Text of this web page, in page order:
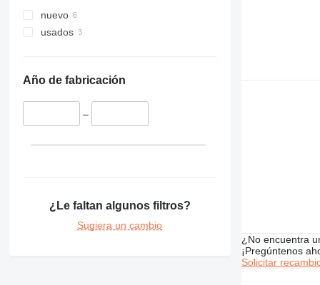
735
740
826
924
963
nuevo
usados
Año de fabricación
–
¿Le faltan algunos filtros?
Sugiera un cambio
¿No encuentra
¡Pregúntenos
Solicitar